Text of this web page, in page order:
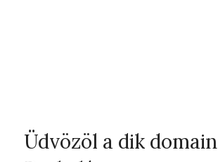
Üdvözöl a dik domain